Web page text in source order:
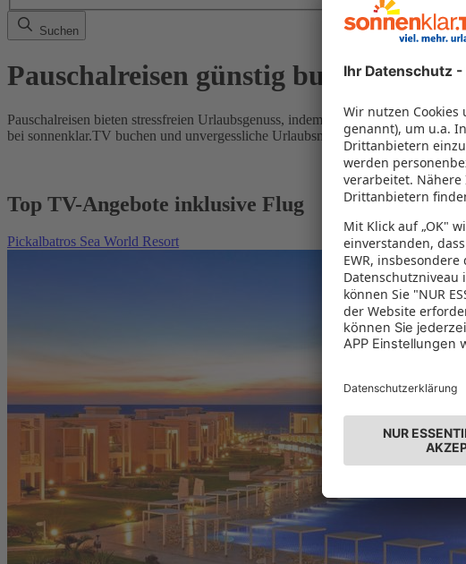
Suchen
Pauschalreisen günstig buchen
Pauschalreisen bieten stressfreien Urlaubsgenuss, indem Flug und Hotel in
bei sonnenklar.TV buchen und unvergessliche Urlaubsmomente erleben!
Top TV-Angebote inklusive Flug
Pickalbatros Sea World Resort